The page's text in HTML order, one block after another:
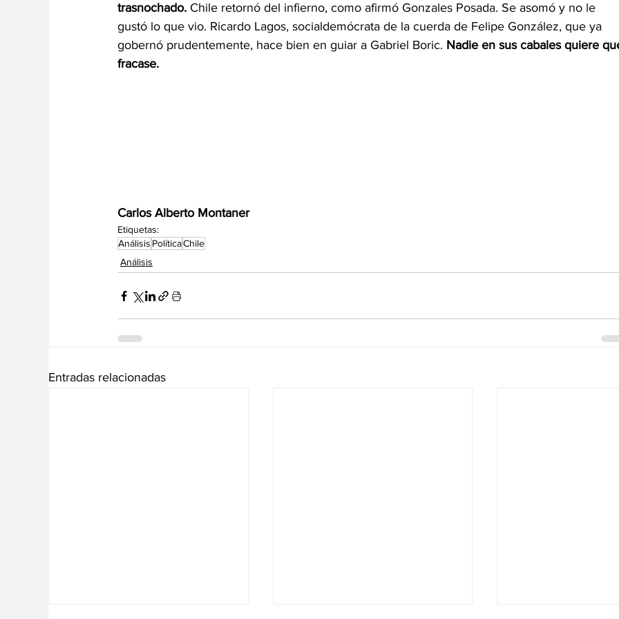
trasnochado. Chile retornó del infierno, como afirmó Gonzales Posada. Se asomó y no le
gustó lo que vio. Ricardo Lagos, socialdemócrata de la cuerda de Felipe González, que ya
gobernó prudentemente, hace bien en guiar a Gabriel Boric. Nadie en sus cabales quiere
fracase.
Carlos Alberto Montaner
Etiquetas:
Análisis PolíticaChile
Análisis
Entradas relacionadas